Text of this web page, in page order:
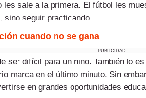
les sale a la primera. El fútbol les
sino seguir practicando.
cuando no se gana
PUBLICIDAD
ser difícil para un niño. También lo
marca en el último minuto. Sin
en grandes oportunidades